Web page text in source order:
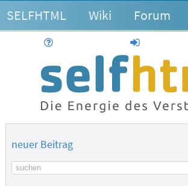
SELFHTML Wiki Forum
anmelden
neuer Beitrag
Suchbegriff